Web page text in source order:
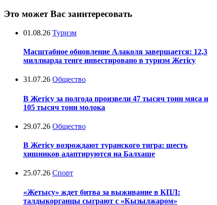
Это может Вас заинтересовать
01.08.26 Туризм
Масштабное обновление Алаколя завершается: 12,3
миллиарда тенге инвестировано в туризм Жетісу
31.07.26 Общество
В Жетісу за полгода произвели 47 тысяч тонн мяса и
105 тысяч тонн молока
29.07.26 Общество
В Жетісу возрождают туранского тигра: шесть
хищников адаптируются на Балхаше
25.07.26 Спорт
«Жетысу» ждет битва за выживание в КПЛ:
талдыкорганцы сыграют с «Кызылжаром»